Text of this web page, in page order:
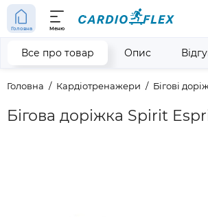
Головна Меню
Головна Кардіотренажери Бігові
Бігова доріжка Spirit
Все про товар Опис